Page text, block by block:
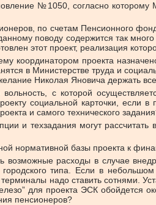
№1050, согласно
по счетам Пенсионного
поводу содержится так
этот проект, реализация
координатором проекта
в Министерстве труда и
Николая Яновича держать
с которой
социальной карточки, если
и самого технического
и техзадания могут
нормативной базы проекта к
возможные расходы в случае
типа. Если в
надо ставить сотнями.
для проекта ЭСК обойдется
пенсионеров?